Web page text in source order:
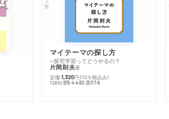
マイテーマの探し方
─探究学習ってどうやるの？
片岡則夫著
定価:1,320円 （10％税込み）
ISBN:978-4-480-25117-6